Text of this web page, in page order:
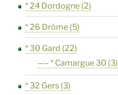
* 24 Dordogne (2)
* 26 Drôme (5)
* 30 Gard (22)
—– * Camargue 30 (3)
* 32 Gers (3)